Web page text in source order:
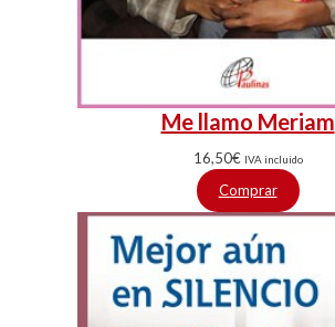
Me llamo Meriam
16,50€ IVA incluido
Comprar